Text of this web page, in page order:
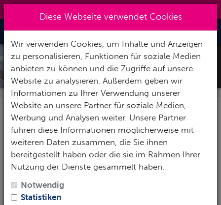
Toggle
MARES QUAD CI
BESCHREIBUNG
Tauche ein in die fortschrittlichen Funktionen des
gasintegrierten
Mares Tauchcomputers QUAD Ci
ein unvergleichliches Unterwassererlebnis. Mit dem
persönlichen Gradientenfaktoren einstellen und so
einen sicheren, auf deine Vorlieben zugeschnittenen
Diese Webseite verwendet Cookies
Wir verwenden Cookies, um Inhalte und Anzeigen
zu personalisieren, Funktionen für soziale Medien
anbieten zu können und die Zugriffe auf unsere
Website zu analysieren. Außerdem geben wir
Informationen zu Ihrer Verwendung unserer
Website an unsere Partner für soziale Medien,
Werbung und Analysen weiter. Unsere Partner
führen diese Informationen möglicherweise mit
weiteren Daten zusammen, die Sie ihnen
bereitgestellt haben oder die sie im Rahmen Ihrer
Nutzung der Dienste gesammelt haben.
Notwendig
Statistiken